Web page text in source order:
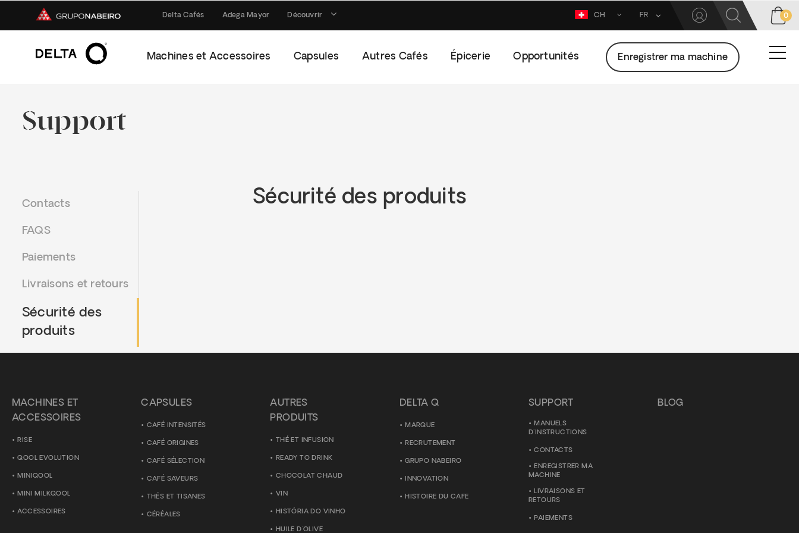
Delta Cafés Adega Mayor Découvrir CH FR 0
Machines et Accessoires Capsules Autres Cafés Épicerie Opportunités Enregistrer ma machine
Support
Contacts
FAQS
Paiements
Livraisons et retours
Sécurité des
produits
Sécurité des produits
MACHINES ET
ACCESSOIRES
RISE
QOOL EVOLUTION
MINIQOOL
MINI MILKQOOL
ACCESSOIRES
CAPSULES
CAFÉ INTENSITÉS
CAFÉ ORIGINES
CAFÉ SÉLECTION
CAFÉ SAVEURS
THÉS ET TISANES
CÉRÉALES
AUTRES
PRODUITS
THÉ ET INFUSION
READY TO DRINK
CHOCOLAT CHAUD
VIN
HISTÓRIA DO VINHO
HUILE D'OLIVE
DELTA Q
MARQUE
RECRUTEMENT
GRUPO NABEIRO
INNOVATION
HISTOIRE DU CAFE
SUPPORT
MANUELS
D'INSTRUCTIONS
CONTACTS
ENREGISTRER MA
MACHINE
LIVRAISONS ET
RETOURS
PAIEMENTS
BLOG